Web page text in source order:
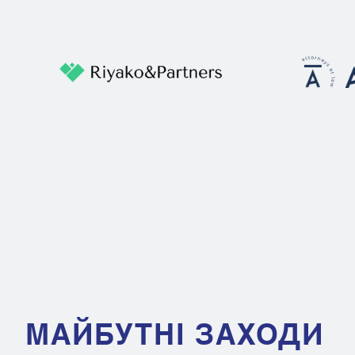
МАЙБУТНІ ЗАХОДИ